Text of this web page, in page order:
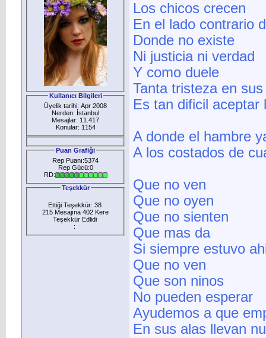
Kullanıcı Bilgileri
Üyelik tarihi: Apr 2008
Nerden: İstanbul
Mesajlar: 11.417
Konular: 1154
Puan Grafiği
Rep Puanı:5374
Rep Gücü:0
RD:
Teşekkür
Ettiği Teşekkür: 38
215 Mesajına 402 Kere
Teşekkür Edlidi
:
Los chicos crecen
En el lado contrario
Donde no existe
Ni justicia ni verdad
Y como duele
Tanta tristeza en
Es tan dificil aceptar
A donde el hambre
A los costados de
Que no ven
Que no oyen
Que no sienten
Que mas da
Si siempre estuvo
Que no ven
Que son ninos
No pueden esperar
Ayudemos a que
En sus alas llevan